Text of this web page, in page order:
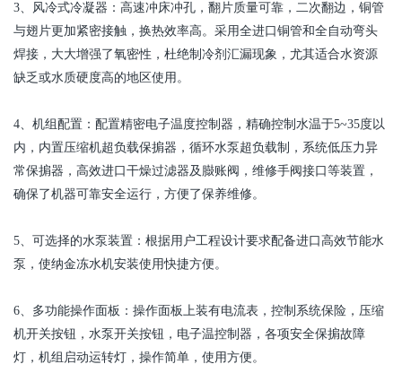
3、风冷式冷凝器：高速冲床冲孔，翻片质量可靠，二次翻边，铜管
与翅片更加紧密接触，换热效率高。采用全进口铜管和全自动弯头
焊接，大大增强了氧密性，杜绝制冷剂汇漏现象，尤其适合水资源
缺乏或水质硬度高的地区使用。
4、机组配置：配置精密电子温度控制器，精确控制水温于5~35度以
内，内置压缩机超负载保掮器，循环水泵超负载制，系统低压力异
常保掮器，高效进口干燥过滤器及臌账阀，维修手阀接口等装置，
确保了机器可靠安全运行，方便了保养维修。
5、可选择的水泵装置：根据用户工程设计要求配备进口高效节能水
泵，使纳金冻水机安装使用快捷方便。
6、 多功能操作面板：操作面板上装有电流表，控制系统保险，压缩
机开关按钮，水泵开关按钮，电子温控制器，各项安全保掮故障
灯，机组启动运转灯，操作简单，使用方便。